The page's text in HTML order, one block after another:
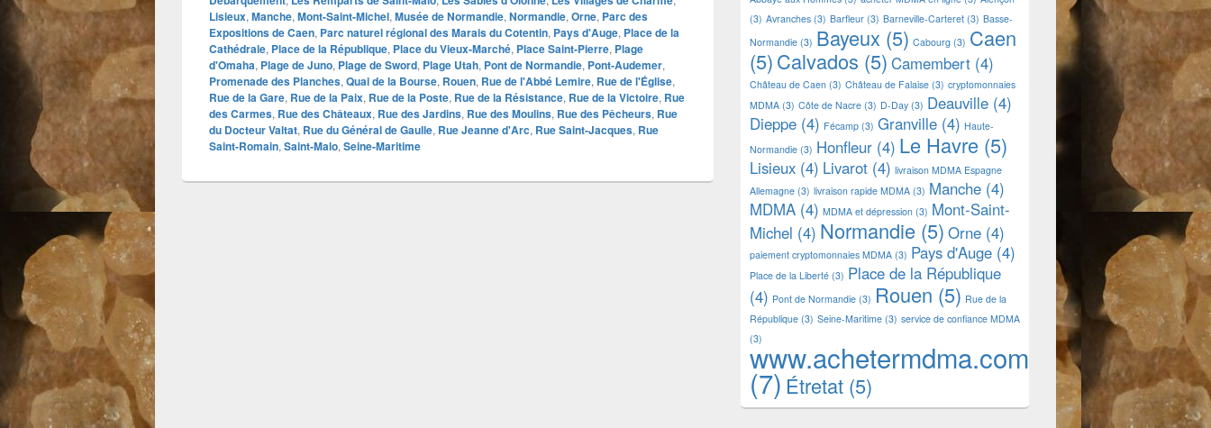
Lisieux, Manche, Mont-Saint-Michel, Musée de Normandie, Normandie, Orne, Parc des
Expositions de Caen, Parc naturel régional des Marais du Cotentin, Pays d'Auge, Place de la
Cathédrale, Place de la République, Place du Vieux-Marché, Place Saint-Pierre, Plage
d'Omaha, Plage de Juno, Plage de Sword, Plage Utah, Pont de Normandie, Pont-Audemer,
Promenade des Planches, Quai de la Bourse, Rouen, Rue de l'Abbé Lemire, Rue de l'Église,
Rue de la Gare, Rue de la Paix, Rue de la Poste, Rue de la Résistance, Rue de la Victoire, Rue
des Carmes, Rue des Châteaux, Rue des Jardins, Rue des Moulins, Rue des Pêcheurs, Rue
du Docteur Valtat, Rue du Général de Gaulle, Rue Jeanne d'Arc, Rue Saint-Jacques, Rue
Saint-Romain, Saint-Malo, Seine-Maritime
(3) Avranches (3) Barfleur (3) Barneville-Carteret (3) Basse-
Normandie (3) Bayeux (5) Cabourg (3) Caen
(5)Calvados (5) Camembert (4)
Château de Caen (3) Château de Falaise (3) cryptomonnaies
MDMA (3) Côte de Nacre (3) D-Day (3) Deauville (4)
Dieppe (4) Fécamp (3) Granville (4) Haute-
Normandie (3) Honfleur (4) Le Havre (5)
Lisieux (4) Livarot (4) livraison MDMA Espagne
Allemagne (3) livraison rapide MDMA (3) Manche (4)
MDMA (4) MDMA et dépression (3) Mont-Saint-
Michel (4) Normandie (5) Orne (4)
paiement cryptomonnaies MDMA (3) Pays d'Auge (4)
Place de la Liberté (3) Place de la République
(4) Pont de Normandie (3) Rouen (5) Rue de la
République (3) Seine-Maritime (3) service de confiance MDMA
(3)
www.achetermdma.com
(7)Étretat (5)